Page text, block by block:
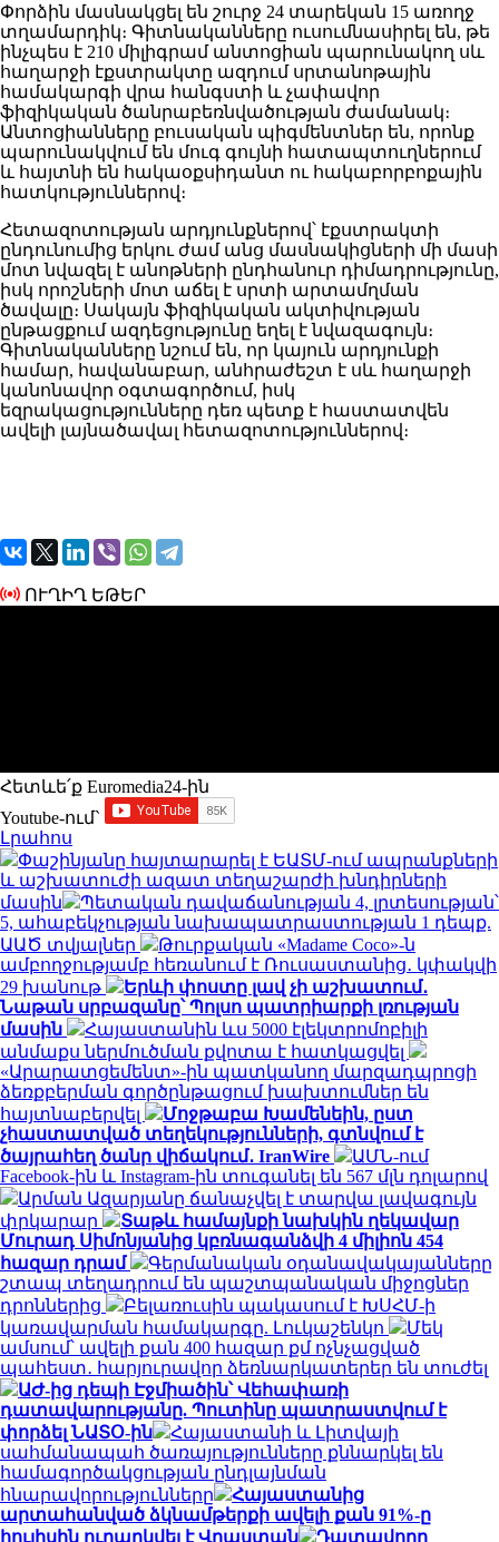
Փորձին մասնակցել են շուրջ 24 տարեկան 15 առողջ
տղամարդիկ։ Գիտնականները ուսումնասիրել են, թե
ինչպես է 210 միլիգրամ անտոցիան պարունակող սև
հաղարջի էքստրակտը ազդում սրտանոթային
համակարգի վրա հանգստի և չափավոր
ֆիզիկական ծանրաբեռնվածության ժամանակ։
Անտոցիանները բուսական պիգմենտներ են, որոնք
պարունակվում են մուգ գույնի հատապտուղներում
և հայտնի են հակաօքսիդանտ ու հակաբորբոքային
հատկություններով։
Հետազոտության արդյունքներով՝ էքստրակտի
ընդունումից երկու ժամ անց մասնակիցների մի մասի
մոտ նվազել է անոթների ընդհանուր դիմադրությունը,
իսկ որոշների մոտ աճել է սրտի արտամղման
ծավալը։ Սակայն ֆիզիկական ակտիվության
ընթացքում ազդեցությունը եղել է նվազագույն։
Գիտնականները նշում են, որ կայուն արդյունքի
համար, հավանաբար, անհրաժեշտ է սև հաղարջի
կանոնավոր օգտագործում, իսկ
եզրակացությունները դեռ պետք է հաստատվեն
ավելի լայնածավալ հետազոտություններով։
ՈՒՂԻՂ ԵԹԵՐ
Հետևե՛ք Euromedia24-ին
Youtube-ում`
Լրահոս
Փաշինյանը հայտարարել է ԵԱՏՄ-ում ապրանքների
և աշխատուժի ազատ տեղաշարժի խնդիրների
մասին
Պետական դավաճանության 4, լրտեսության՝
5, ահաբեկչության նախապատրաստության 1 դեպք.
ԱԱԾ տվյալներ
Թուրքական «Madame Coco»-ն
ամբողջությամբ հեռանում է Ռուսաստանից․ կփակվի
29 խանութ
Երևի փոստը լավ չի աշխատում․
Նաթան սրբազանը՝ Պոլսո պատրիարքի լռության
մասին
Հայաստանին ևս 5000 էլեկտրոմոբիլի
անմաքս ներմուծման քվոտա է հատկացվել
«Արարատցեմենտ»-ին պատկանող մարզադպրոցի
ձեռքբերման գործընթացում խախտումներ են
հայտնաբերվել
Մոջթաբա Խամենեին, ըստ
չհաստատված տեղեկությունների, գտնվում է
ծայրահեղ ծանր վիճակում․ IranWire
ԱՄՆ-ում
Facebook-ին և Instagram-ին տուգանել են 567 մլն դոլարով
Արման Ազարյանը ճանաչվել է տարվա լավագույն
փրկարար
Տաթև համայնքի նախկին ղեկավար
Մուրադ Սիմոնյանից կբռնագանձվի 4 միլիոն 454
հազար դրամ
Գերմանական օդանավակայանները
շտապ տեղադրում են պաշտպանական միջոցներ
դրոններից
Բելառուսին պակասում է ԽՍՀՄ-ի
կառավարման համակարգը. Լուկաշենկո
Մեկ
ամսում՝ ավելի քան 400 հազար քմ ոչնչացված
պահեստ․ հարյուրավոր ձեռնարկատերեր են տուժել
ԱԺ-ից դեպի Էջմիածին՝ Վեհափառի
դատավարությանը. Պուտինը պատրաստվում է
փորձել ՆԱՏՕ-ին
Հայաստանի և Լիտվայի
սահմանապահ ծառայությունները քննարկել են
համագործակցության ընդլայնման
հնարավորությունները
Հայաստանից
արտահանված ձկնամթերքի ավելի քան 91%-ը
հուլիսին ուղարկվել է Վրաստան
Դատավորը